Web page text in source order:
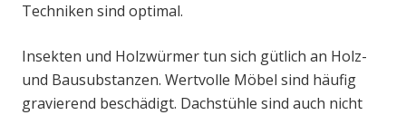
Techniken sind optimal.
Insekten und Holzwürmer tun sich gütlich an Holz-
und Bausubstanzen. Wertvolle Möbel sind häufig
gravierend beschädigt. Dachstühle sind auch nicht